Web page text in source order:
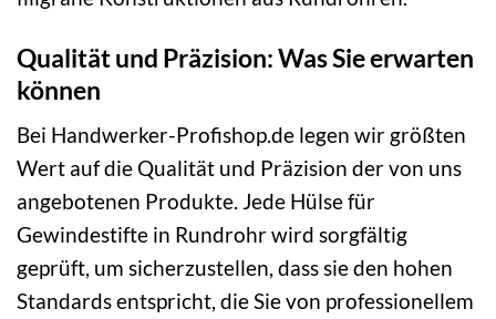
Qualität und Präzision: Was Sie erwarten
können
Bei Handwerker-Profishop.de legen wir größten
Wert auf die Qualität und Präzision der von uns
angebotenen Produkte. Jede Hülse für
Gewindestifte in Rundrohr wird sorgfältig
geprüft, um sicherzustellen, dass sie den hohen
Standards entspricht, die Sie von professionellem